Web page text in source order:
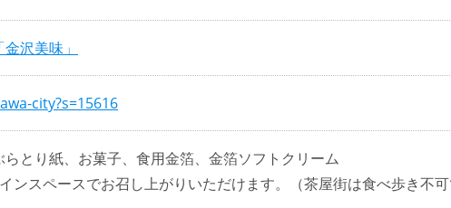
沢美味」
city?s=15616
とり紙、お菓子、食用金箔、金箔ソフトクリーム
ンスペースでお召し上がりいただけます。（茶屋街は食べ歩き不可